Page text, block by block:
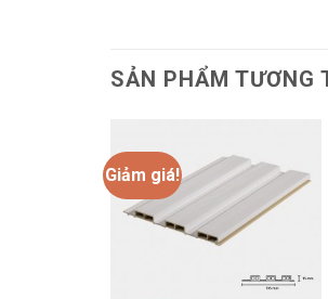
SẢN PHẨM TƯƠNG
Giảm giá!